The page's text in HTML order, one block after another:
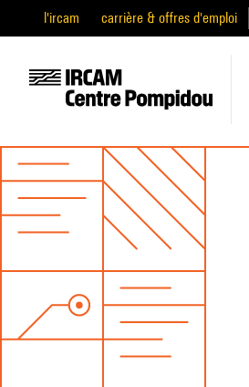
l'ircam carrière & offres d'emploi